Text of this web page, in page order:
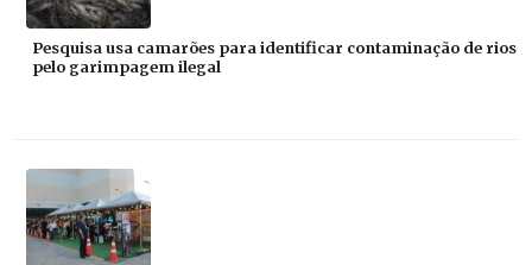
Pesquisa usa camarões para identificar contaminação de rios
pelo garimpagem ilegal